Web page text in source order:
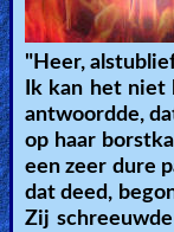
"Heer,
Ik kan het
antwoordde,
op haar
een zeer dure
dat deed,
Zij